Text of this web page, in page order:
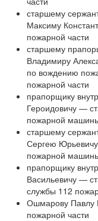
старшему
Максиму
пожарной части
старшему
Владимиру
по вождению
пожарной части
прапорщику
Героидовичу —
пожарной
старшему
Сергею
пожарной
прапорщику
Васильевичу —
службы 112
Ошмарову Павлу
пожарной части